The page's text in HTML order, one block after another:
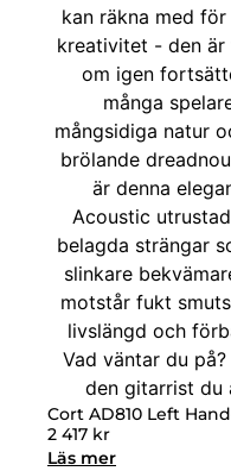
Cort AD810 Left
2 417 kr
Läs mer